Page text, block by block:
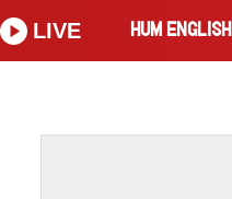
HUM ENGLISH
LIVE